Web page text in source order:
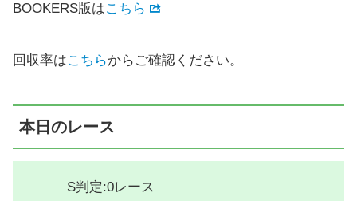
BOOKERS版はこちら
回収率はこちらからご確認ください。
本日のレース
S判定:0レース